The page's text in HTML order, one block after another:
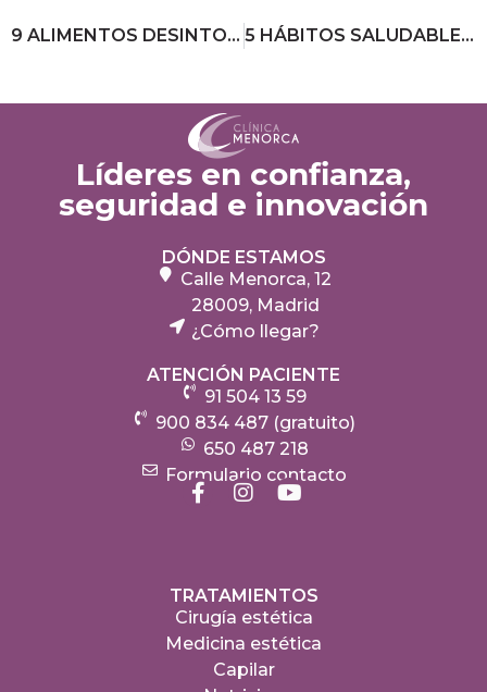
9 ALIMENTOS DESINTOXICANTES PARA COMBATIR LOS EXCESOS DEL VERANO 5 HÁBITOS SALUDABLES PARA AFRONTAR LA VUELTA A LA RUTINA
Líderes en confianza,
seguridad e innovación
DÓNDE ESTAMOS
Calle Menorca, 12
28009, Madrid
¿Cómo llegar?
ATENCIÓN PACIENTE
91 504 13 59
900 834 487 (gratuito)
650 487 218
Formulario contacto
TRATAMIENTOS
Cirugía estética
Medicina estética
Capilar